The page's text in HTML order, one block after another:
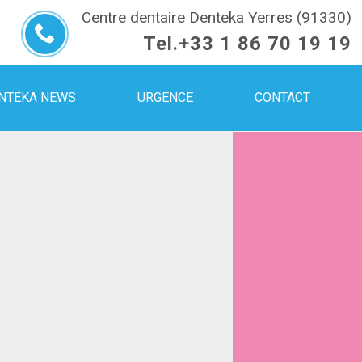
Centre dentaire Denteka Yerres (91330)
Tel.+33 1 86 70 19 19
NEWS URGENCE CONTACT